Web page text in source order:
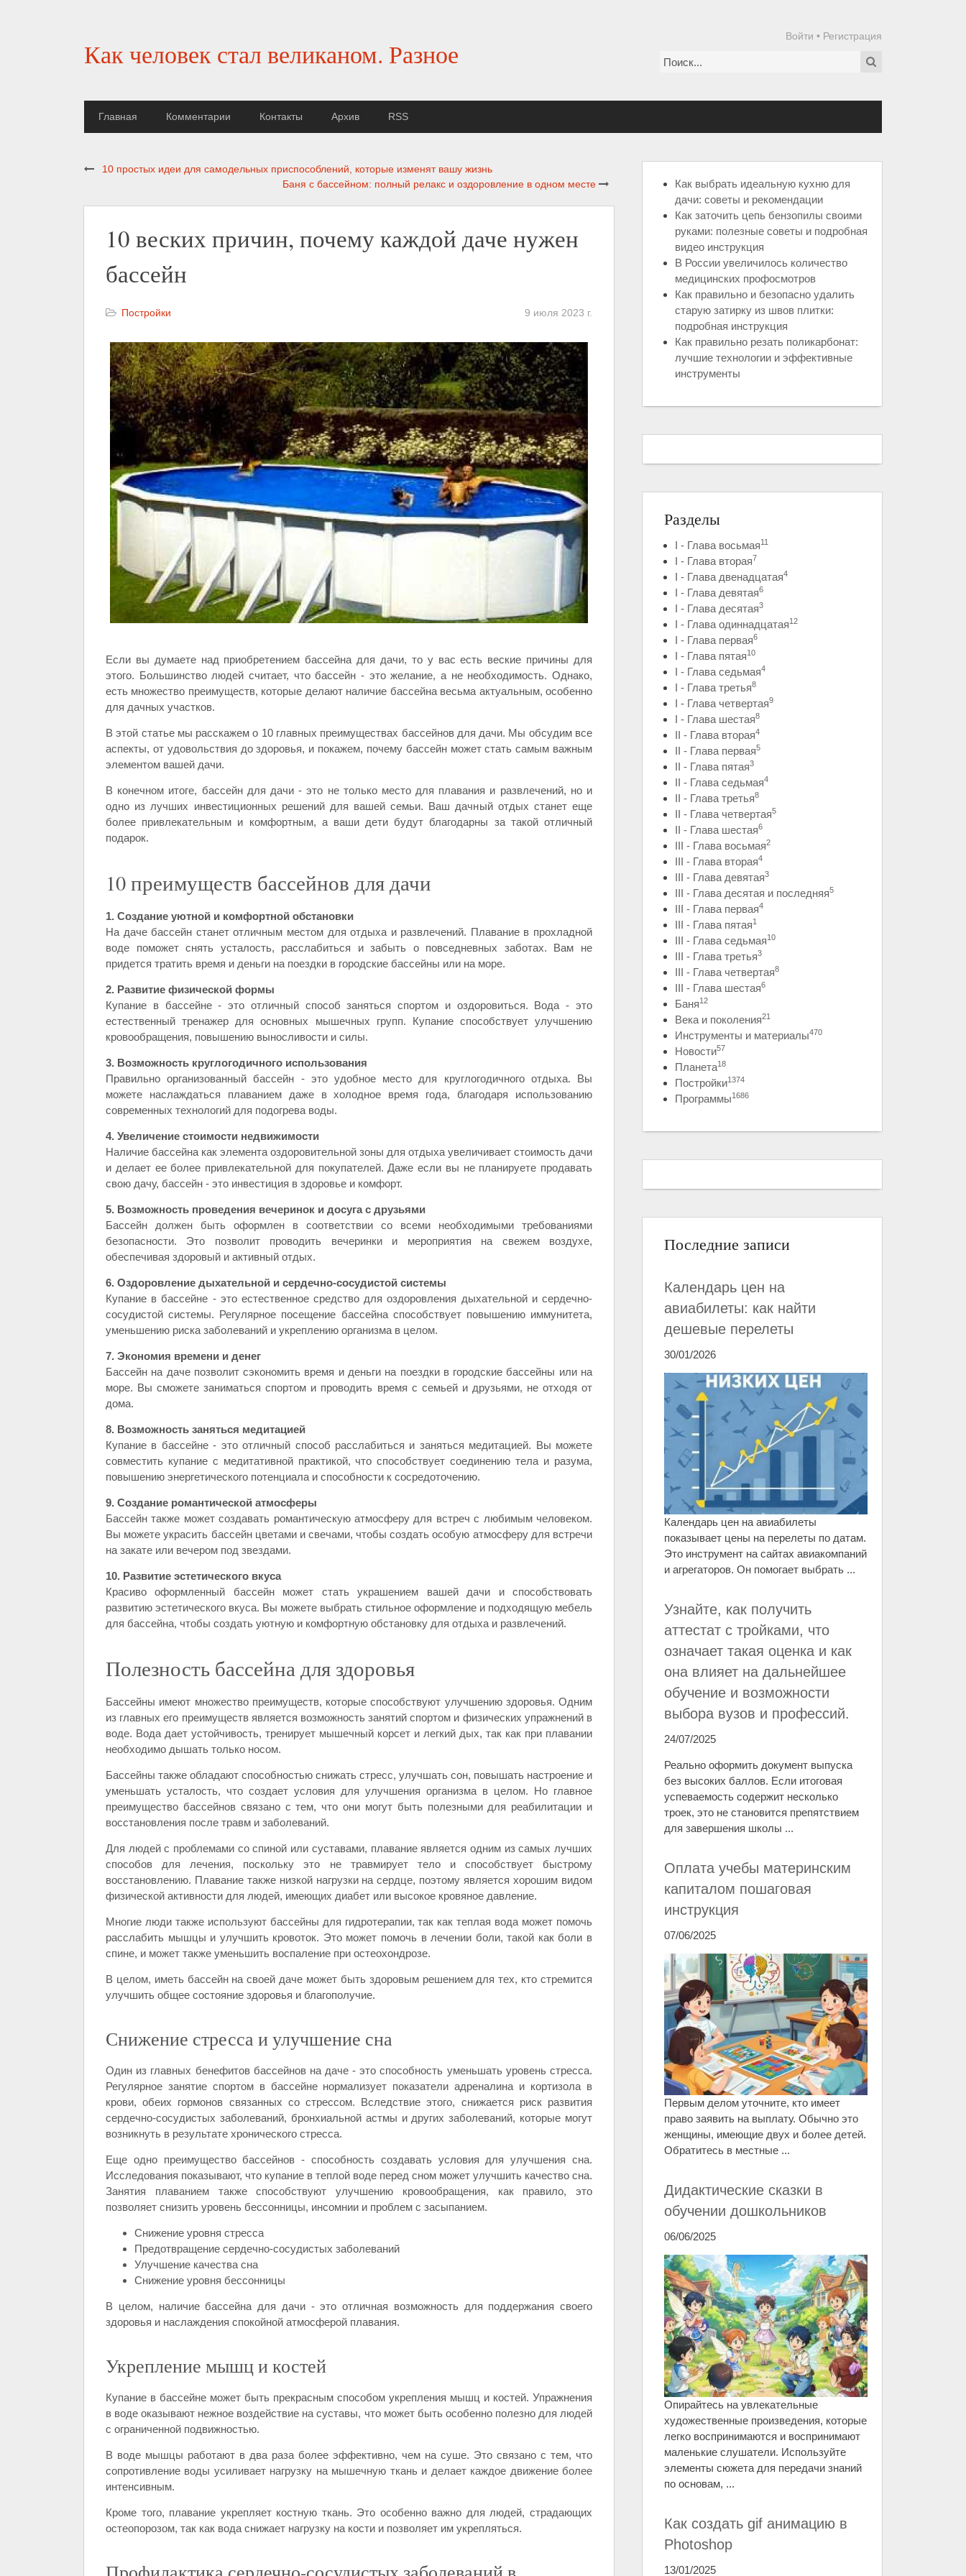
Как человек стал великаном. Разное
Войти • Регистрация
Главная Комментарии Контакты Архив RSS
10 простых идеи для самодельных приспособлений, которые изменят вашу жизнь
Баня с бассейном: полный релакс и оздоровление в одном месте
10 веских причин, почему каждой даче нужен
бассейн
Постройки 9 июля 2023 г.
Если вы думаете над приобретением бассейна для дачи, то у вас есть веские причины для
этого. Большинство людей считает, что бассейн - это желание, а не необходимость. Однако,
есть множество преимуществ, которые делают наличие бассейна весьма актуальным, особенно
для дачных участков.
В этой статье мы расскажем о 10 главных преимуществах бассейнов для дачи. Мы обсудим все
аспекты, от удовольствия до здоровья, и покажем, почему бассейн может стать самым важным
элементом вашей дачи.
В конечном итоге, бассейн для дачи - это не только место для плавания и развлечений, но и
одно из лучших инвестиционных решений для вашей семьи. Ваш дачный отдых станет еще
более привлекательным и комфортным, а ваши дети будут благодарны за такой отличный
подарок.
10 преимуществ бассейнов для дачи
1. Создание уютной и комфортной обстановки
На даче бассейн станет отличным местом для отдыха и развлечений. Плавание в прохладной
воде поможет снять усталость, расслабиться и забыть о повседневных заботах. Вам не
придется тратить время и деньги на поездки в городские бассейны или на море.
2. Развитие физической формы
Купание в бассейне - это отличный способ заняться спортом и оздоровиться. Вода - это
естественный тренажер для основных мышечных групп. Купание способствует улучшению
кровообращения, повышению выносливости и силы.
3. Возможность круглогодичного использования
Правильно организованный бассейн - это удобное место для круглогодичного отдыха. Вы
можете наслаждаться плаванием даже в холодное время года, благодаря использованию
современных технологий для подогрева воды.
4. Увеличение стоимости недвижимости
Наличие бассейна как элемента оздоровительной зоны для отдыха увеличивает стоимость дачи
и делает ее более привлекательной для покупателей. Даже если вы не планируете продавать
свою дачу, бассейн - это инвестиция в здоровье и комфорт.
5. Возможность проведения вечеринок и досуга с друзьями
Бассейн должен быть оформлен в соответствии со всеми необходимыми требованиями
безопасности. Это позволит проводить вечеринки и мероприятия на свежем воздухе,
обеспечивая здоровый и активный отдых.
6. Оздоровление дыхательной и сердечно-сосудистой системы
Купание в бассейне - это естественное средство для оздоровления дыхательной и сердечно-
сосудистой системы. Регулярное посещение бассейна способствует повышению иммунитета,
уменьшению риска заболеваний и укреплению организма в целом.
7. Экономия времени и денег
Бассейн на даче позволит сэкономить время и деньги на поездки в городские бассейны или на
море. Вы сможете заниматься спортом и проводить время с семьей и друзьями, не отходя от
дома.
8. Возможность заняться медитацией
Купание в бассейне - это отличный способ расслабиться и заняться медитацией. Вы можете
совместить купание с медитативной практикой, что способствует соединению тела и разума,
повышению энергетического потенциала и способности к сосредоточению.
9. Создание романтической атмосферы
Бассейн также может создавать романтическую атмосферу для встреч с любимым человеком.
Вы можете украсить бассейн цветами и свечами, чтобы создать особую атмосферу для встречи
на закате или вечером под звездами.
10. Развитие эстетического вкуса
Красиво оформленный бассейн может стать украшением вашей дачи и способствовать
развитию эстетического вкуса. Вы можете выбрать стильное оформление и подходящую мебель
для бассейна, чтобы создать уютную и комфортную обстановку для отдыха и развлечений.
Полезность бассейна для здоровья
Бассейны имеют множество преимуществ, которые способствуют улучшению здоровья. Одним
из главных его преимуществ является возможность занятий спортом и физических упражнений в
воде. Вода дает устойчивость, тренирует мышечный корсет и легкий дых, так как при плавании
необходимо дышать только носом.
Бассейны также обладают способностью снижать стресс, улучшать сон, повышать настроение и
уменьшать усталость, что создает условия для улучшения организма в целом. Но главное
преимущество бассейнов связано с тем, что они могут быть полезными для реабилитации и
восстановления после травм и заболеваний.
Для людей с проблемами со спиной или суставами, плавание является одним из самых лучших
способов для лечения, поскольку это не травмирует тело и способствует быстрому
восстановлению. Плавание также низкой нагрузки на сердце, поэтому является хорошим видом
физической активности для людей, имеющих диабет или высокое кровяное давление.
Многие люди также используют бассейны для гидротерапии, так как теплая вода может помочь
расслабить мышцы и улучшить кровоток. Это может помочь в лечении боли, такой как боли в
спине, и может также уменьшить воспаление при остеохондрозе.
В целом, иметь бассейн на своей даче может быть здоровым решением для тех, кто стремится
улучшить общее состояние здоровья и благополучие.
Снижение стресса и улучшение сна
Один из главных бенефитов бассейнов на даче - это способность уменьшать уровень стресса.
Регулярное занятие спортом в бассейне нормализует показатели адреналина и кортизола в
крови, обеих гормонов связанных со стрессом. Вследствие этого, снижается риск развития
сердечно-сосудистых заболеваний, бронхиальной астмы и других заболеваний, которые могут
возникнуть в результате хронического стресса.
Еще одно преимущество бассейнов - способность создавать условия для улучшения сна.
Исследования показывают, что купание в теплой воде перед сном может улучшить качество сна.
Занятия плаванием также способствуют улучшению кровообращения, как правило, это
позволяет снизить уровень бессонницы, инсомнии и проблем с засыпанием.
Снижение уровня стресса
Предотвращение сердечно-сосудистых заболеваний
Улучшение качества сна
Снижение уровня бессонницы
В целом, наличие бассейна для дачи - это отличная возможность для поддержания своего
здоровья и наслаждения спокойной атмосферой плавания.
Укрепление мышц и костей
Купание в бассейне может быть прекрасным способом укрепления мышц и костей. Упражнения
в воде оказывают нежное воздействие на суставы, что может быть особенно полезно для людей
с ограниченной подвижностью.
В воде мышцы работают в два раза более эффективно, чем на суше. Это связано с тем, что
сопротивление воды усиливает нагрузку на мышечную ткань и делает каждое движение более
интенсивным.
Кроме того, плавание укрепляет костную ткань. Это особенно важно для людей, страдающих
остеопорозом, так как вода снижает нагрузку на кости и позволяет им укрепляться.
Как выбрать идеальную кухню для
дачи: советы и рекомендации
Как заточить цепь бензопилы своими
руками: полезные советы и подробная
видео инструкция
В России увеличилось количество
медицинских профосмотров
Как правильно и безопасно удалить
старую затирку из швов плитки:
подробная инструкция
Как правильно резать поликарбонат:
лучшие технологии и эффективные
инструменты
Разделы
I - Глава восьмая11
I - Глава вторая7
I - Глава двенадцатая4
I - Глава девятая6
I - Глава десятая3
I - Глава одиннадцатая12
I - Глава первая6
I - Глава пятая10
I - Глава седьмая4
I - Глава третья8
I - Глава четвертая9
I - Глава шестая8
II - Глава вторая4
II - Глава первая5
II - Глава пятая3
II - Глава седьмая4
II - Глава третья8
II - Глава четвертая5
II - Глава шестая6
III - Глава восьмая2
III - Глава вторая4
III - Глава девятая3
III - Глава десятая и последняя5
III - Глава первая4
III - Глава пятая1
III - Глава седьмая10
III - Глава третья3
III - Глава четвертая8
III - Глава шестая6
Баня12
Века и поколения21
Инструменты и материалы470
Новости57
Планета18
Постройки1374
Программы1686
Последние записи
Календарь цен на
авиабилеты: как найти
дешевые перелеты
30/01/2026
Календарь цен на авиабилеты
показывает цены на перелеты по датам.
Это инструмент на сайтах авиакомпаний
и агрегаторов. Он помогает выбрать ...
Узнайте, как получить
аттестат с тройками, что
означает такая оценка и как
она влияет на дальнейшее
обучение и возможности
выбора вузов и профессий.
24/07/2025
Реально оформить документ выпуска
без высоких баллов. Если итоговая
успеваемость содержит несколько
троек, это не становится препятствием
для завершения школы ...
Оплата учебы материнским
капиталом пошаговая
инструкция
07/06/2025
Первым делом уточните, кто имеет
право заявить на выплату. Обычно это
женщины, имеющие двух и более детей.
Обратитесь в местные ...
Дидактические сказки в
обучении дошкольников
06/06/2025
Опирайтесь на увлекательные
художественные произведения, которые
легко воспринимаются и воспринимают
маленькие слушатели. Используйте
элементы сюжета для передачи знаний
по основам, ...
Как создать gif анимацию в
Photoshop
13/01/2025